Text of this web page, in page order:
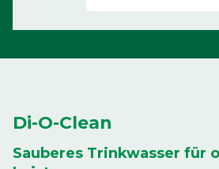
Di-O-Clean
Sauberes Trinkwasser für